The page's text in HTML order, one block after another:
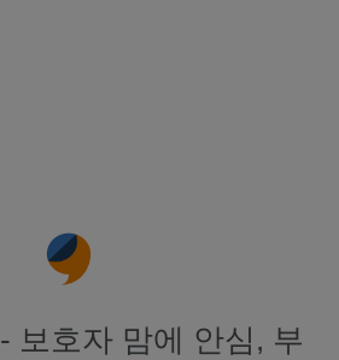
보호자 맘에 안심, 부